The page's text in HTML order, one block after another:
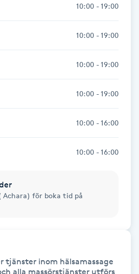
10:00 - 19:00
10:00 - 19:00
10:00 - 19:00
10:00 - 19:00
10:00 - 16:00
10:00 - 16:00
Achara) för boka tid på
tjänster inom hälsamassage
alla massörstjänster utförs